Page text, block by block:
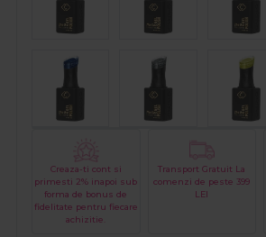
Creaza-ti cont si
primesti 2% inapoi sub
forma de bonus de
fidelitate pentru fiecare
achizitie.
Transport Gratuit La
comenzi de peste 399
LEI